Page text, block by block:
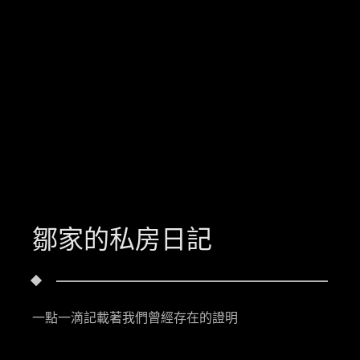
鄒家的私房日記
一點一滴記載著我們曾經存在的證明